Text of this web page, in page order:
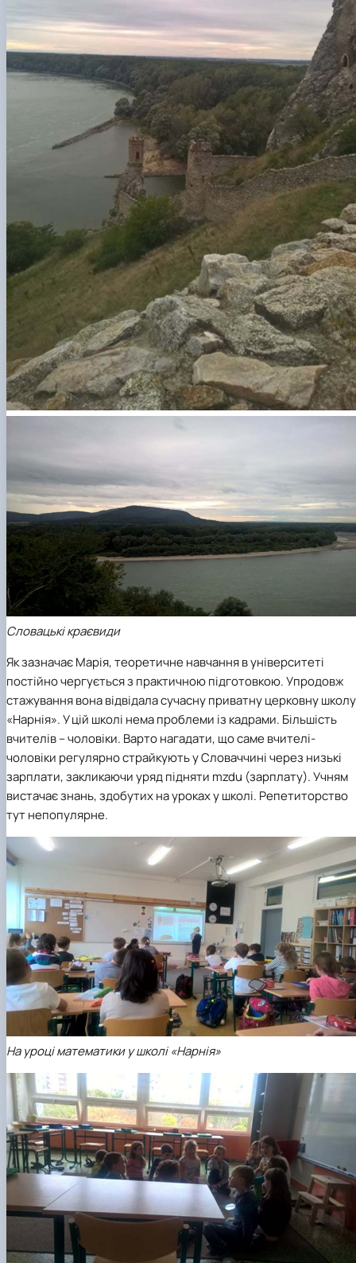
Словацькі краєвиди
Як зазначає Марія, теоретичне навчання в університеті
постійно чергується з практичною підготовкою. Упродовж
стажування вона відвідала сучасну приватну церковну школу
«Нарнія». У цій школі нема проблеми із кадрами. Більшість
вчителів – чоловіки. Варто нагадати, що саме вчителі-
чоловіки регулярно страйкують у Словаччині через низькі
зарплати, закликаючи уряд підняти mzdu (зарплату). Учням
вистачає знань, здобутих на уроках у школі. Репетиторство
тут непопулярне.
На уроці математики у школі «Нарнія»